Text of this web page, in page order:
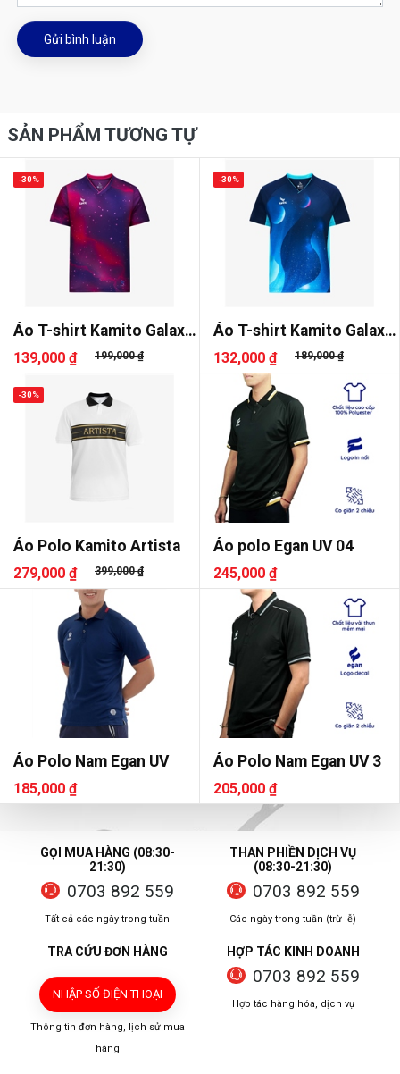
Gửi bình luận
SẢN PHẨM TƯƠNG TỰ
Áo T-shirt Kamito Galaxy
2
139,000 ₫ 199,000 ₫
-30%
Áo T-shirt Kamito Galaxy
3
132,000 ₫ 189,000 ₫
-30%
Áo Polo Kamito Artista
279,000 ₫ 399,000 ₫
-30%
Áo polo Egan UV 04
245,000 ₫
Áo Polo Nam Egan UV
185,000 ₫
Áo Polo Nam Egan UV 3
205,000 ₫
GỌI MUA HÀNG (08:30-
21:30)
0703 892 559
Tất cả các ngày trong tuần
THAN PHIỀN DỊCH VỤ
(08:30-21:30)
0703 892 559
Các ngày trong tuần (trừ lễ)
TRA CỨU ĐƠN HÀNG
NHẬP SỐ ĐIỆN THOẠI
Thông tin đơn hàng, lịch sử mua
hàng
HỢP TÁC KINH DOANH
0703 892 559
Hợp tác hàng hóa, dịch vụ